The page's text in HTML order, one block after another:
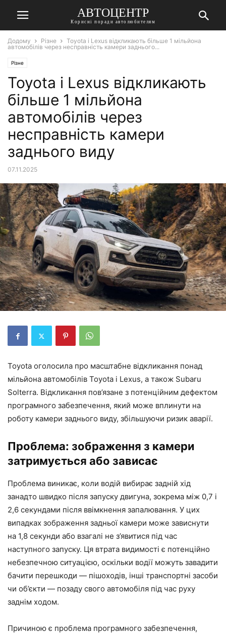
АВТОЦЕНТР
Корисні поради автолюбителям
Додому Різне
Toyota і Lexus відкликають більше 1 мільйона
автомобілів через несправність камери заднього...
Різне
Toyota і Lexus відкликають
більше 1 мільйона
автомобілів через
несправність камери
заднього виду
07.11.2025
Toyota оголосила про масштабне відкликання понад
мільйона автомобілів Toyota і Lexus, а також Subaru
Solterra. Відкликання пов’язане з потенційним дефектом
програмного забезпечення, який може вплинути на
роботу камери заднього виду, збільшуючи ризик аварії.
Проблема: зображення з камери
затримується або зависає
Проблема виникає, коли водій вибирає задній хід
занадто швидко після запуску двигуна, зокрема між 0,7 і
2,6 секундами після ввімкнення запалювання. У цих
випадках зображення задньої камери може зависнути
на 1,8 секунди або взагалі не з’явитися під час
наступного запуску. Ця втрата видимості є потенційно
небезпечною ситуацією, оскільки водії можуть завадити
бачити перешкоди — пішоходів, інші транспортні засоби
чи об’єкти — позаду свого автомобіля під час руху
заднім ходом.
Причиною є проблема програмного забезпечення,